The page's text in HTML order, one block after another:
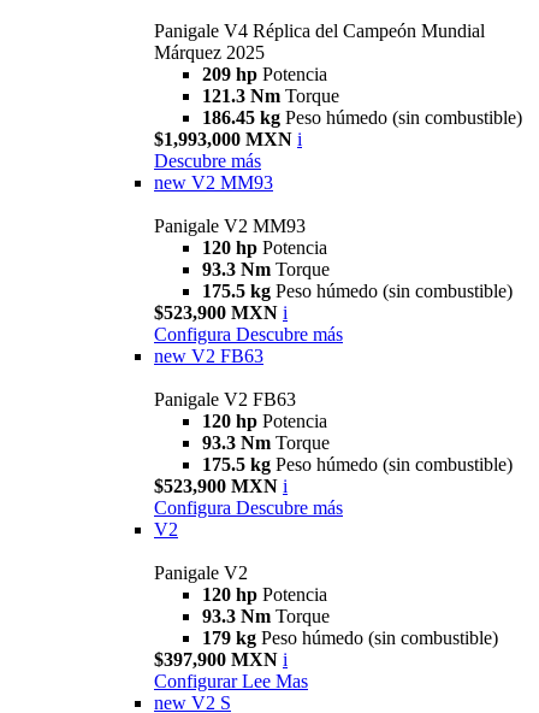
Panigale V4 Réplica del Campeón Mundial
Márquez 2025
209 hp Potencia
121.3 Nm Torque
186.45 kg Peso húmedo (sin combustible)
$1,993,000 MXN i
Descubre más
new V2 MM93
Panigale V2 MM93
120 hp Potencia
93.3 Nm Torque
175.5 kg Peso húmedo (sin combustible)
$523,900 MXN i
Configura Descubre más
new V2 FB63
Panigale V2 FB63
120 hp Potencia
93.3 Nm Torque
175.5 kg Peso húmedo (sin combustible)
$523,900 MXN i
Configura Descubre más
V2
Panigale V2
120 hp Potencia
93.3 Nm Torque
179 kg Peso húmedo (sin combustible)
$397,900 MXN i
Configurar Lee Mas
new V2 S